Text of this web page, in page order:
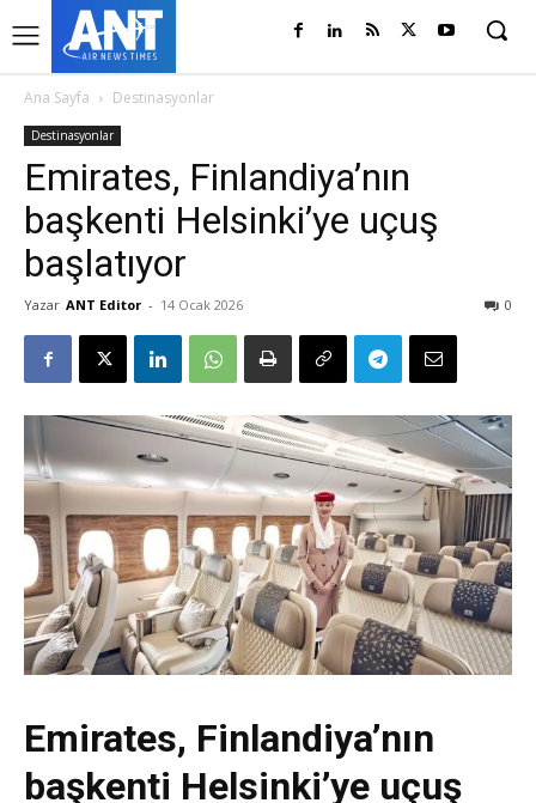
Ana Sayfa Destinasyonlar
Destinasyonlar
Emirates, Finlandiya’nın
başkenti Helsinki’ye uçuş
başlatıyor
Yazar ANT Editor - 14 Ocak 2026 0
Emirates, Finlandiya’nın
başkenti Helsinki’ye uçuş